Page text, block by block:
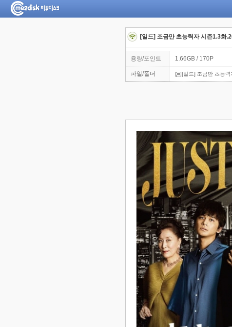
[일드] 조금만 초능력자 시즌1.3화
용량/포인트 1.66GB / 170P
파일/폴더 [일드] 조금만 초능